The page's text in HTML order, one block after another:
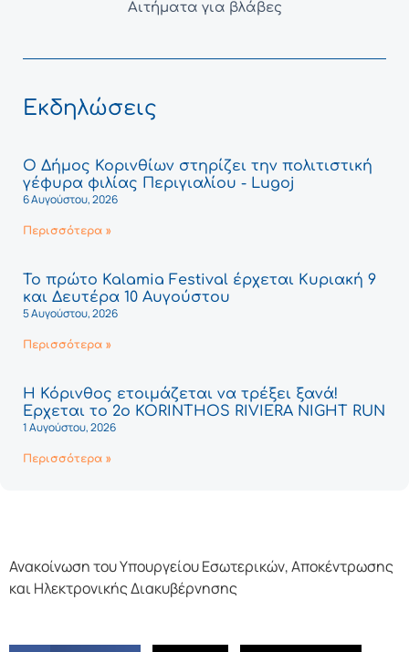
Αιτήματα για βλάβες
Εκδηλώσεις
Ο Δήμος Κορινθίων στηρίζει την πολιτιστική
γέφυρα φιλίας Περιγιαλίου - Lugoj
6 Αυγούστου, 2026
Περισσότερα »
Το πρώτο Kalamia Festival έρχεται Κυριακή 9
και Δευτέρα 10 Αυγούστου
5 Αυγούστου, 2026
Περισσότερα »
Η Κόρινθος ετοιμάζεται να τρέξει ξανά!
Έρχεται το 2ο KORINTHOS RIVIERA NIGHT RUN
1 Αυγούστου, 2026
Περισσότερα »
Ανακοίνωση του Υπουργείου Εσωτερικών, Αποκέντρωσης
και Ηλεκτρονικής Διακυβέρνησης